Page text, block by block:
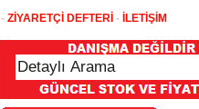
- ZİYARETÇİ DEFTERİ - İLETİŞİM